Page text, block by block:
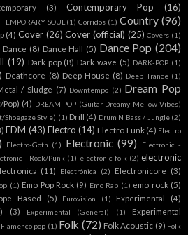
(3) Contemporary Pop
(16)
SOUL (1) Corridos (1) Country (96)
(4) Cover (26) Cover (official) (25) Covers (1)
Dance (8) Dance Hall (5) Dance Pop (204)
(19) Dark pop (8) Dark wave (5) DARK-POP (1)
Deathcore (8) Deep House (8) Deep Trance (1)
/ Sludge (7) Downtempo (2) Dream Pop
Pop) (4) DREAM POP (Guitar Dreamy Mellow Vibes)
Shoegaze Style) (1) Drill (4) Drum N Bass / Jungle (2)
EDM (43) Electro (14) Electro Funk (4) Electro
Electro-Goth (1) Electronic (99)
Electronic -
- Rock/Punk (1) electronic folk (2) electronic
(11) Electrónica (2) Electronicore (3)
(1) Emo Pop Rock (9) Emo Rap (1) emo rock (5)
Based (5) Eurovision (1) Experimental
(4)
(3) Experimental (General) (1)
Experimental
Flamenco pop (1) Folk (72) Folk Acoustic (9) Folk